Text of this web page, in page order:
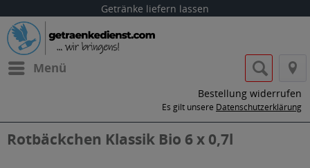
Getränke liefern lassen
Menü
Bestellung widerrufen
Es gilt unsere Datenschutzerklärung
Rotbäckchen Klassik Bio 6 x 0,7l